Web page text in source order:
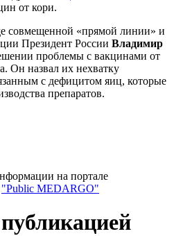
от кори.
совмещенной «прямой линии» и
Президент России Владимир
проблемы с вакцинами от
Он назвал их нехватку
с дефицитом яиц, которые
препаратов.
на портале
"Public MEDARGO"